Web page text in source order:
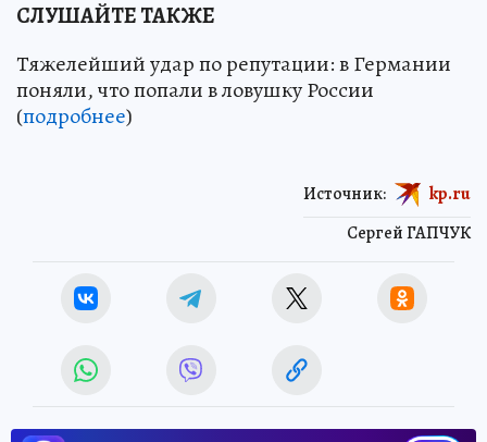
СЛУШАЙТЕ ТАКЖЕ
Тяжелейший удар по репутации: в Германии
поняли, что попали в ловушку России
(подробнее)
Сергей ГАПЧУК
Источник: kp.ru